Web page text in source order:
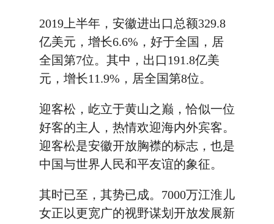
2019上半年，安徽进出口总额329.8
亿美元，增长6.6%，好于全国，居
全国第7位。其中，出口191.8亿美
元，增长11.9%，居全国第8位。
迎客松，屹立于黄山之巅，恰似一位
好客的主人，热情欢迎海内外宾客。
迎客松是安徽开放胸襟的标志，也是
中国与世界人民和平友谊的象征。
其时已至，其势已成。7000万江淮儿
女正以更宽广的视野谋划开放发展新